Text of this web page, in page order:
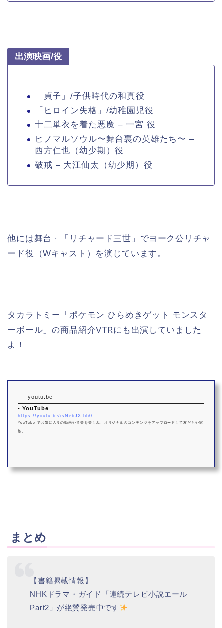
出演映画/役
「貞子」/子供時代の和真役
「ヒロイン失格」/幼稚園児役
十二単衣を着た悪魔 – 一宮 役
ヒノマルソウル〜舞台裏の英雄たち〜 –
西方仁也（幼少期）役
破戒 – 大江仙太（幼少期）役
他には舞台・「リチャード三世」でヨーク公リチャ
ード役（Wキャスト）を演じています。
タカラトミー「ポケモン ひらめきゲット モンスタ
ーボール」の商品紹介VTRにも出演していました
よ！
youtu.be
- YouTube
https://youtu.be/isNebJX-bh0
YouTube でお気に入りの動画や音楽を楽しみ、オリジナルのコンテンツをアップロードして友だちや家
族、...
まとめ
【書籍掲載情報】
NHKドラマ・ガイド「連続テレビ小説エール
Part2」が絶賛発売中です